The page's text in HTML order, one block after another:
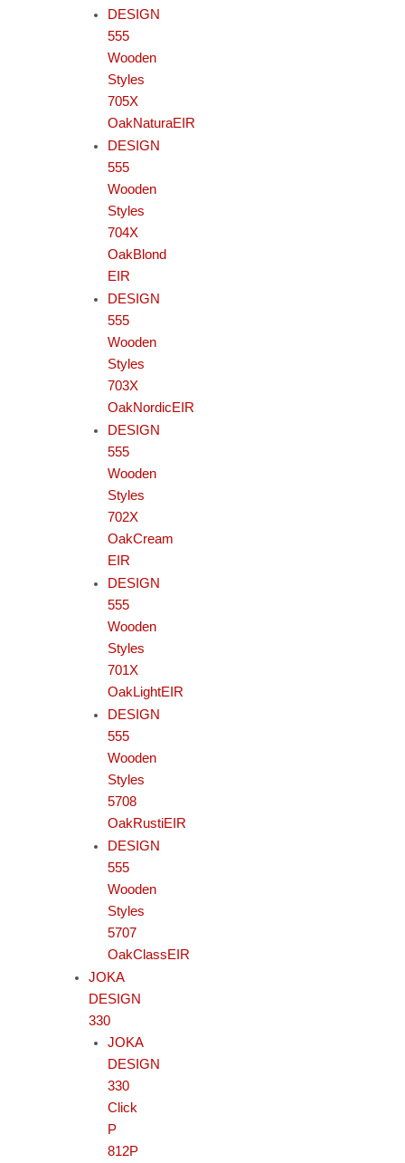
DESIGN
555
Wooden
Styles
705X
OakNaturaEIR
DESIGN
555
Wooden
Styles
704X
OakBlond
EIR
DESIGN
555
Wooden
Styles
703X
OakNordicEIR
DESIGN
555
Wooden
Styles
702X
OakCream
EIR
DESIGN
555
Wooden
Styles
701X
OakLightEIR
DESIGN
555
Wooden
Styles
5708
OakRustiEIR
DESIGN
555
Wooden
Styles
5707
OakClassEIR
JOKA
DESIGN
330
JOKA
DESIGN
330
Click
P
812P